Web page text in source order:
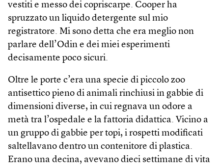
vestiti e messo dei copriscarpe. Cooper ha
spruzzato un liquido detergente sul mio
registratore. Mi sono detta che era meglio non
parlare dell’Odin e dei miei esperimenti
decisamente poco sicuri.
Oltre le porte c’era una specie di piccolo zoo
antisettico pieno di animali rinchiusi in gabbie di
dimensioni diverse, in cui regnava un odore a
metà tra l’ospedale e la fattoria didattica. Vicino a
un gruppo di gabbie per topi, i rospetti modificati
saltellavano dentro un contenitore di plastica.
Erano una decina, avevano dieci settimane di vita